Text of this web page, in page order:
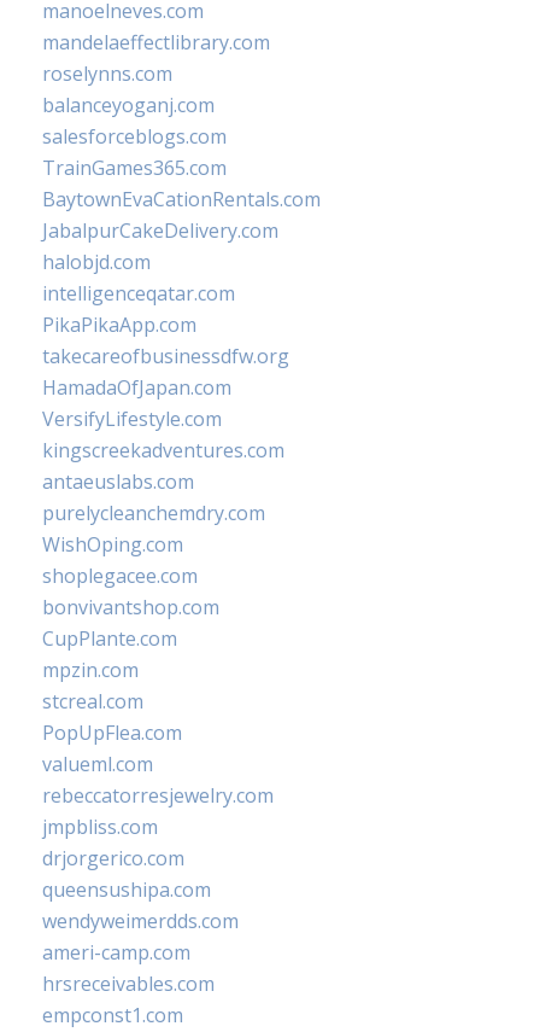
manoelneves.com
mandelaeffectlibrary.com
roselynns.com
balanceyoganj.com
salesforceblogs.com
TrainGames365.com
BaytownEvaCationRentals.com
JabalpurCakeDelivery.com
halobjd.com
intelligenceqatar.com
PikaPikaApp.com
takecareofbusinessdfw.org
HamadaOfJapan.com
VersifyLifestyle.com
kingscreekadventures.com
antaeuslabs.com
purelycleanchemdry.com
WishOping.com
shoplegacee.com
bonvivantshop.com
CupPlante.com
mpzin.com
stcreal.com
PopUpFlea.com
valueml.com
rebeccatorresjewelry.com
jmpbliss.com
drjorgerico.com
queensushipa.com
wendyweimerdds.com
ameri-camp.com
hrsreceivables.com
empconst1.com